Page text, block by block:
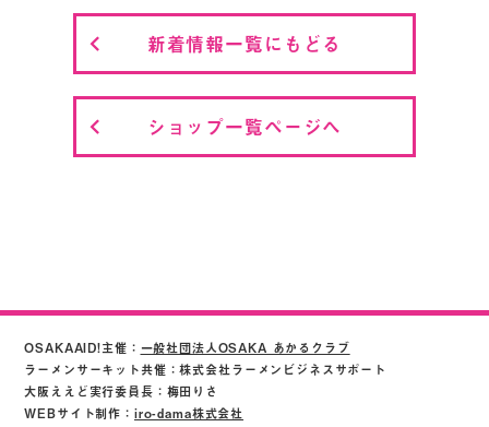
新着情報一覧にもどる
ショップ一覧ページへ
OSAKAAID!主催： 一般社団法人OSAKA あかるクラブ
ラーメンサーキット共催：株式会社ラーメンビジネスサポート
大阪ええど実行委員長：梅田りさ
WEBサイト制作： iro-dama株式会社